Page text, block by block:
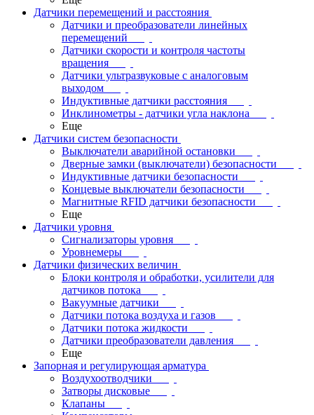
Датчики перемещений и расстояния
Датчики и преобразователи линейных
перемещений
Датчики скорости и контроля частоты
вращения
Датчики ультразвуковые с аналоговым
выходом
Индуктивные датчики расстояния
Инклинометры - датчики угла наклона
Еще
Датчики систем безопасности
Выключатели аварийной остановки
Дверные замки (выключатели) безопасности
Индуктивные датчики безопасности
Концевые выключатели безопасности
Магнитные RFID датчики безопасности
Еще
Датчики уровня
Сигнализаторы уровня
Уровнемеры
Датчики физических величин
Блоки контроля и обработки, усилители для
датчиков потока
Вакуумные датчики
Датчики потока воздуха и газов
Датчики потока жидкости
Датчики преобразователи давления
Еще
Запорная и регулирующая арматура
Воздухоотводчики
Затворы дисковые
Клапаны